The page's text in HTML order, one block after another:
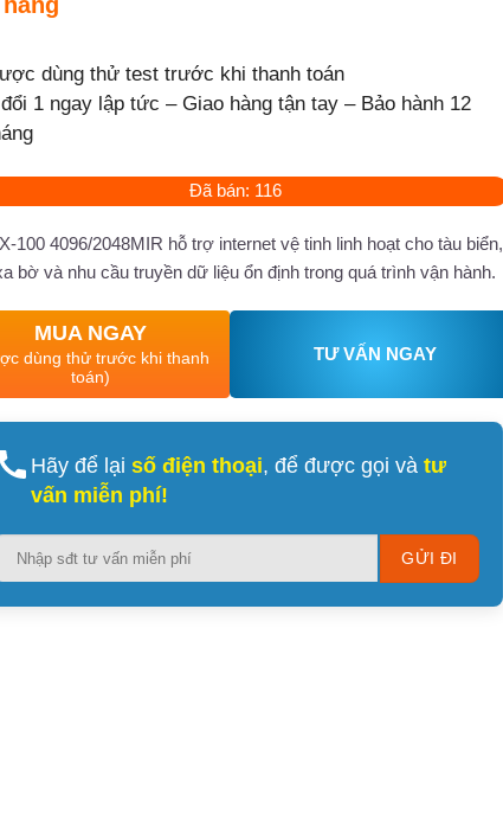
dùng thử test trước khi thanh toán
1 ngay lập tức – Giao hàng tận tay – Bảo hành 12
Đã bán: 116
100 4096/2048MIR hỗ trợ internet vệ tinh linh hoạt cho tàu biển,
bờ và nhu cầu truyền dữ liệu ổn định trong quá trình vận hành.
MUA NGAY
dùng thử trước khi thanh
toán)
TƯ VẤN NGAY
Hãy để lại số điện thoại, để được gọi và tư
vấn miễn phí!
Please
this